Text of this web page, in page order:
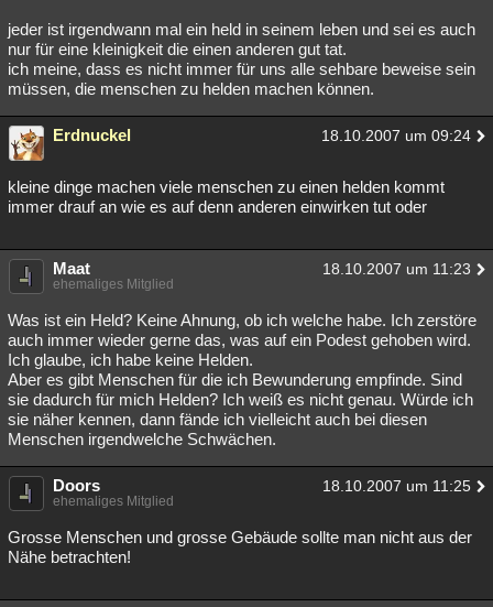
jeder ist irgendwann mal ein held in seinem leben und sei es auch
nur für eine kleinigkeit die einen anderen gut tat.
ich meine, dass es nicht immer für uns alle sehbare beweise sein
müssen, die menschen zu helden machen können.
Erdnuckel 18.10.2007 um 09:24
kleine dinge machen viele menschen zu einen helden kommt
immer drauf an wie es auf denn anderen einwirken tut oder
Maat 18.10.2007 um 11:23
ehemaliges Mitglied
Was ist ein Held? Keine Ahnung, ob ich welche habe. Ich zerstöre
auch immer wieder gerne das, was auf ein Podest gehoben wird.
Ich glaube, ich habe keine Helden.
Aber es gibt Menschen für die ich Bewunderung empfinde. Sind
sie dadurch für mich Helden? Ich weiß es nicht genau. Würde ich
sie näher kennen, dann fände ich vielleicht auch bei diesen
Menschen irgendwelche Schwächen.
Doors 18.10.2007 um 11:25
ehemaliges Mitglied
Grosse Menschen und grosse Gebäude sollte man nicht aus der
Nähe betrachten!